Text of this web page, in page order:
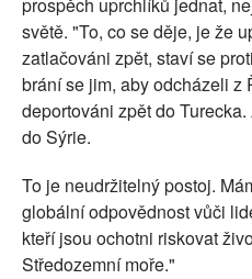
prospěch uprchlíků jednat,
světě. "To, co se děje, je že
zatlačováni zpět, staví se
brání se jim, aby odcházeli z
deportováni zpět do
do Sýrie.
To je neudržitelný postoj.
globální odpovědnost vůči
kteří jsou ochotni riskovat
Středozemní moře."